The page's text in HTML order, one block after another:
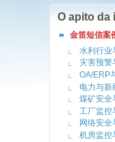
O apito da
金笛短信案
水利行业
灾害预警
OA/ERP
电力与新
煤矿安全
工厂监控
网络安全
机房监控